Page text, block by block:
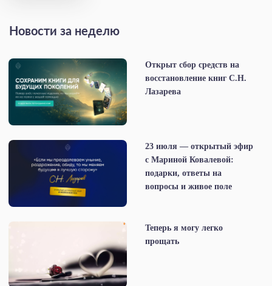
Новости за неделю
Открыт сбор средств на
восстановление книг С.Н.
Лазарева
23 июля — открытый эфир
с Мариной Ковалевой:
подарки, ответы на
вопросы и живое поле
Теперь я могу легко
прощать